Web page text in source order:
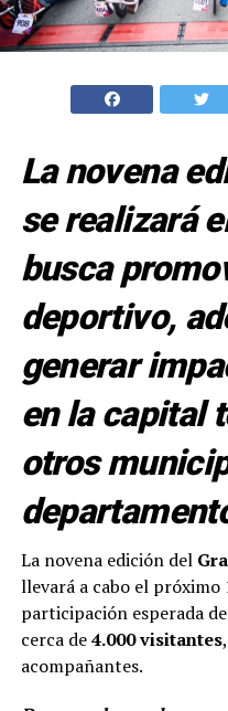
La novena
se realizará
busca
deportivo,
generar
en la capital
otros
La novena edición del
llevará a cabo el próximo
participación esperada
cerca de4.000 visitantes
acompañantes.